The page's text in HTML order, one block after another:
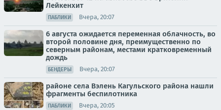
Лейкенхит
ПАБЛИКИ Вчера, 20:07
6 августа ожидается переменная облачность, во
второй половине дня, преимущественно по
северным районам, местами кратковременный
дождь
БЕНДЕРЫ Вчера, 20:07
районе села Вэлень Кагульского района нашли
фрагменты беспилотника
ПАБЛИКИ Вчера, 20:05